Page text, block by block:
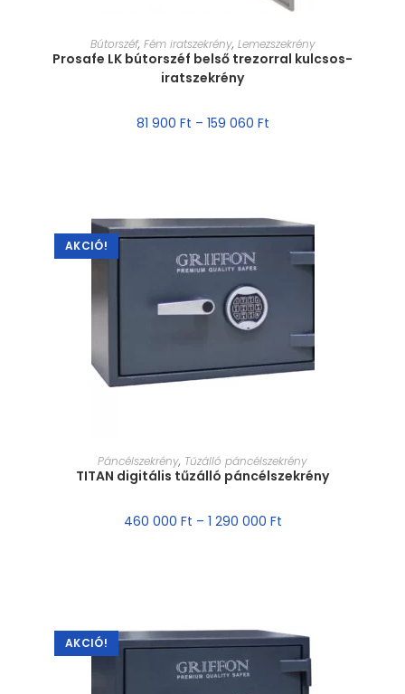
MÉRET VÁLASZTÁSA
Bútorszéf, Fém iratszekrény, Lemezszekrény
Prosafe LK bútorszéf belső trezorral kulcsos-
iratszekrény
81 900 Ft – 159 060 Ft
AKCIÓ!
MÉRET VÁLASZTÁSA
Páncélszekrény, Tűzálló páncélszekrény
TITAN digitális tűzálló páncélszekrény
460 000 Ft – 1 290 000 Ft
AKCIÓ!